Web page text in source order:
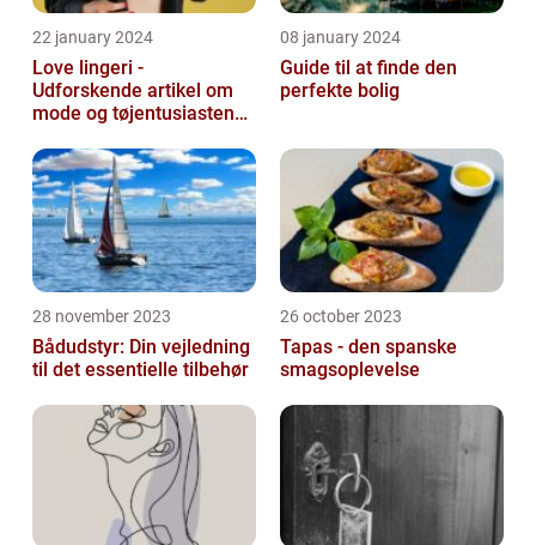
22 january 2024
Love lingeri -
Udforskende artikel om
mode og tøjentusiastens
08 january 2024
Guide til at finde den
perfekte bolig
28 november 2023
Bådudstyr: Din vejledning
til det essentielle tilbehør
26 october 2023
Tapas - den spanske
smagsoplevelse